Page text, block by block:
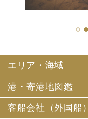
1 2
エリア・海域
港・寄港地図鑑
客船会社（外国船）